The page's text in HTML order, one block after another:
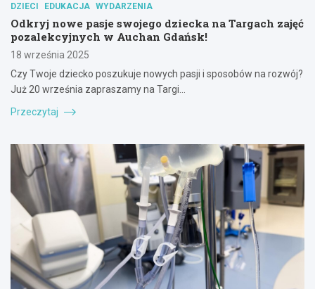
DZIECI EDUKACJA WYDARZENIA
Odkryj nowe pasje swojego dziecka na Targach zajęć
pozalekcyjnych w Auchan Gdańsk!
18 września 2025
Czy Twoje dziecko poszukuje nowych pasji i sposobów na rozwój?
Już 20 września zapraszamy na Targi…
Przeczytaj